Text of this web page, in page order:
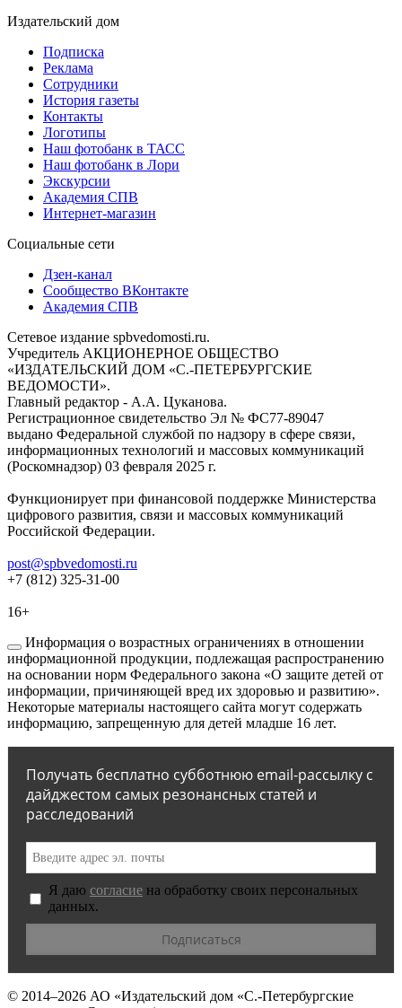
Издательский дом
Подписка
Реклама
Сотрудники
История газеты
Контакты
Логотипы
Наш фотобанк в ТАСС
Наш фотобанк в Лори
Экскурсии
Академия СПВ
Интернет-магазин
Социальные сети
Дзен-канал
Сообщество ВКонтакте
Академия СПВ
Сетевое издание spbvedomosti.ru.
Учредитель АКЦИОНЕРНОЕ ОБЩЕСТВО
«ИЗДАТЕЛЬСКИЙ ДОМ «С.-ПЕТЕРБУРГСКИЕ
ВЕДОМОСТИ».
Главный редактор - А.А. Цуканова.
Регистрационное свидетельство Эл № ФС77-89047
выдано Федеральной службой по надзору в сфере связи,
информационных технологий и массовых коммуникаций
(Роскомнадзор) 03 февраля 2025 г.
Функционирует при финансовой поддержке Министерства
цифрового развития, связи и массовых коммуникаций
Российской Федерации.
post@spbvedomosti.ru
+7 (812) 325-31-00
16+
Информация о возрастных ограничениях в отношении
информационной продукции, подлежащая распространению
на основании норм Федерального закона «О защите детей от
информации, причиняющей вред их здоровью и развитию».
Некоторые материалы настоящего сайта могут содержать
информацию, запрещенную для детей младше 16 лет.
Получать бесплатно субботнюю email-рассылку с
дайджестом самых резонансных статей и
расследований
Я даю согласие на обработку своих персональных
данных.
© 2014–2026 АО «Издательский дом «С.-Петербургские